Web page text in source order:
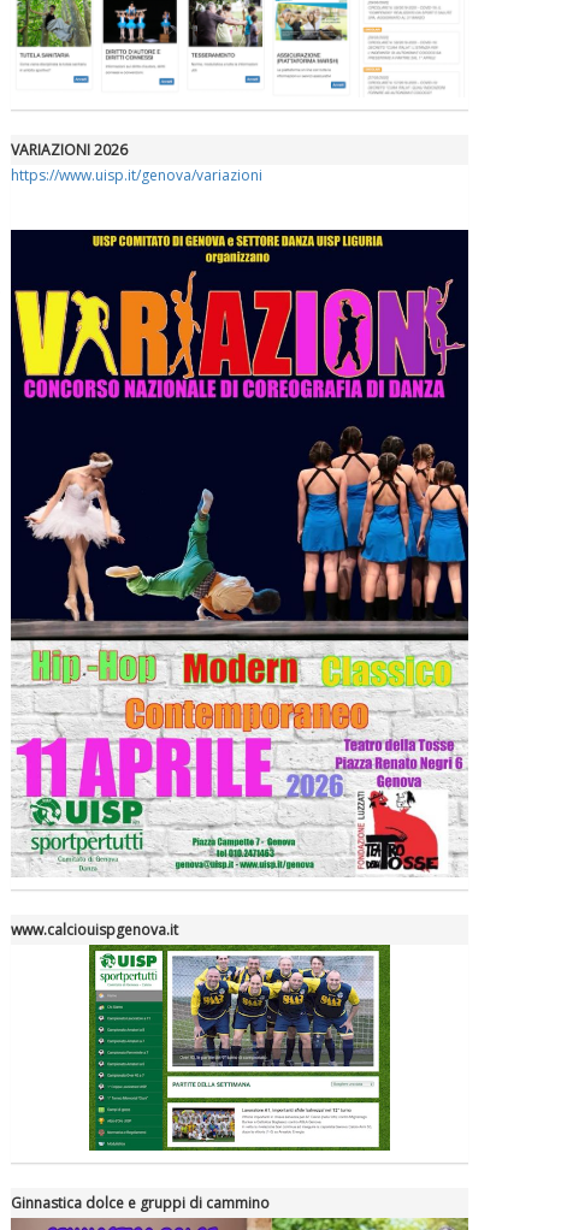
VARIAZIONI 2026
https://www.uisp.it/genova/variazioni
www.calciouispgenova.it
Ginnastica dolce e gruppi di cammino